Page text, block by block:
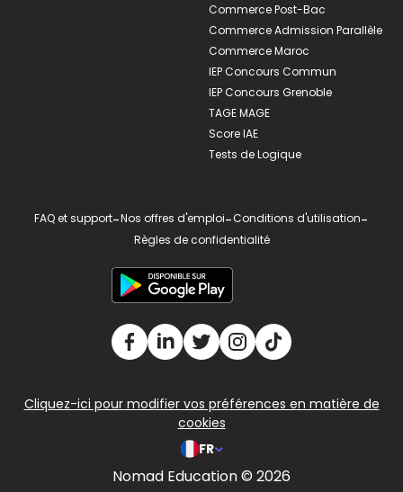
Commerce Post-Bac
Commerce Admission Parallèle
Commerce Maroc
IEP Concours Commun
IEP Concours Grenoble
TAGE MAGE
Score IAE
Tests de Logique
FAQ et support-Nos offres d'emploi-Conditions d'utilisation-
Règles de confidentialité
Cliquez-ici pour modifier vos préférences en matière de
cookies
FR
Nomad Education © 2026